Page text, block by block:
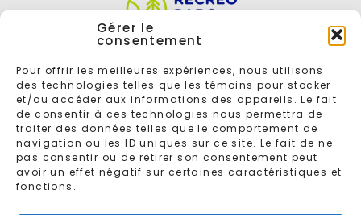
Gérer le
consentement
Pour offrir les meilleures expériences, nous utilisons
des technologies telles que les témoins pour stocker
et/ou accéder aux informations des appareils. Le fait
de consentir à ces technologies nous permettra de
traiter des données telles que le comportement de
navigation ou les ID uniques sur ce site. Le fait de ne
pas consentir ou de retirer son consentement peut
avoir un effet négatif sur certaines caractéristiques et
fonctions.
ENTREZ VOTRE COURRIEL POUR VOUS INSCRIRE À L'INFOLETTRE